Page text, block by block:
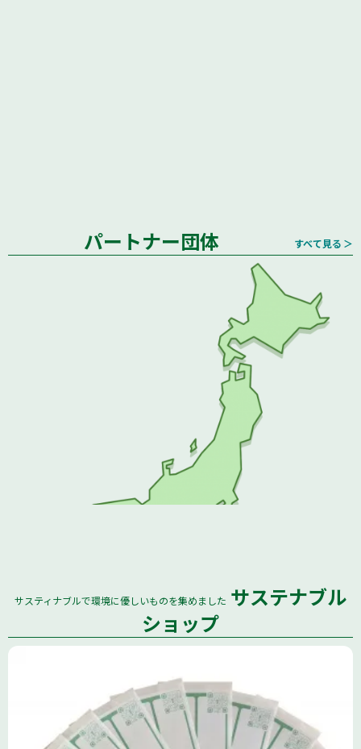
すべて見る ＞
パートナー団体
サスティナブルで環境に優しいものを集めました サステナブル
ショップ